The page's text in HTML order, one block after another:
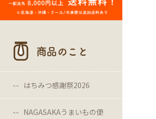
商品のこと
はちみつ感謝祭2026
NAGASAKAうまいもの便